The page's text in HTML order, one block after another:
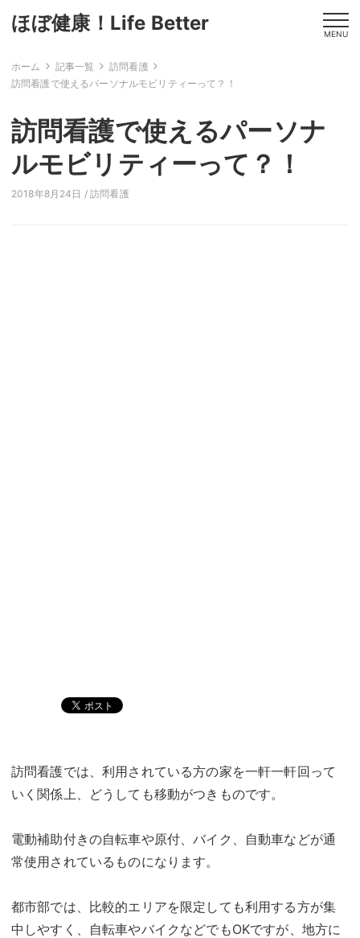
ほぼ健康！Life Better MENU
ホーム 記事一覧
訪問看護
訪問看護で使えるパーソナルモビリティーって？！
訪問看護で使えるパーソナ
ルモビリティーって？！
2018年8月24日 /訪問看護
訪問看護では、利用されている方の家を一軒一軒回って
いく関係上、どうしても移動がつきものです。
電動補助付きの自転車や原付、バイク、自動車などが通
常使用されているものになります。
都市部では、比較的エリアを限定しても利用する方が集
中しやすく、自転車やバイクなどでもOKですが、地方に